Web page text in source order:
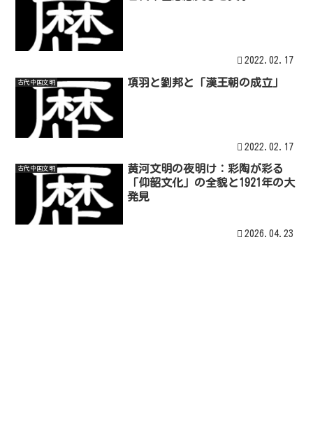
2022.02.17
古代中国文明 項羽と劉邦と「漢王朝の成立」
2022.02.17
古代中国文明
黄河文明の夜明け：彩陶が彩る
「仰韶文化」の全貌と1921年の大
発見
2026.04.23